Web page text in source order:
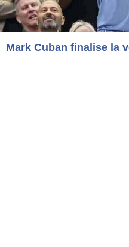
Mark Cuban finalise la